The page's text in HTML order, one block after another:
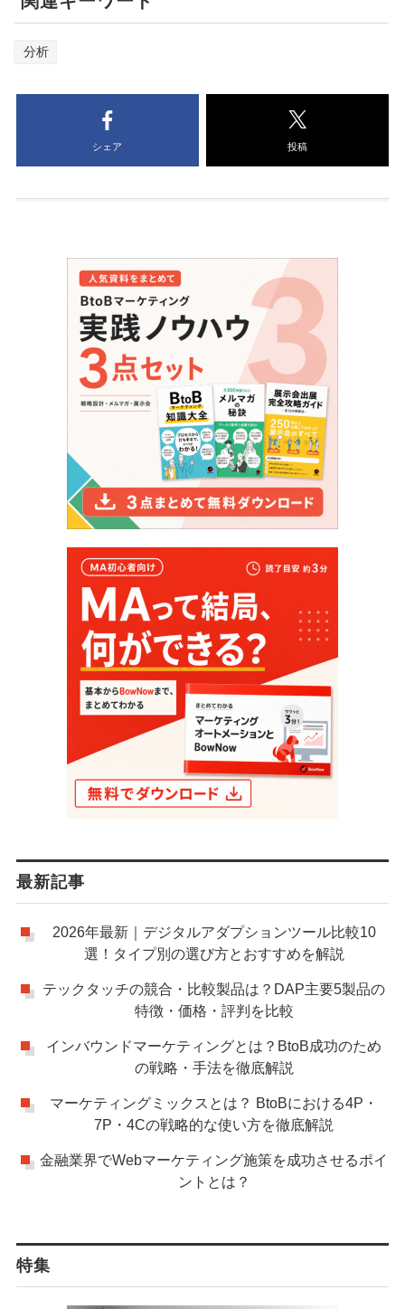
分析
シェア 投稿
最新記事
2026年最新｜デジタルアダプションツール比較10
選！タイプ別の選び方とおすすめを解説
テックタッチの競合・比較製品は？DAP主要5製品の
特徴・価格・評判を比較
インバウンドマーケティングとは？BtoB成功のため
の戦略・手法を徹底解説
マーケティングミックスとは？ BtoBにおける4P・
7P・4Cの戦略的な使い方を徹底解説
金融業界でWebマーケティング施策を成功させるポイ
ントとは？
特集